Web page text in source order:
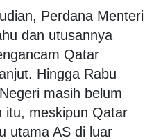
Perdana Menteri
dan utusannya
Qatar
Hingga Rabu
masih belum
itu, meskipun Qatar
utama AS di luar